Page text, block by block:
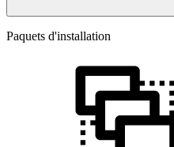
Paquets d'installation